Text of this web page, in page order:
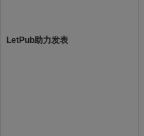
LetPub助力发表